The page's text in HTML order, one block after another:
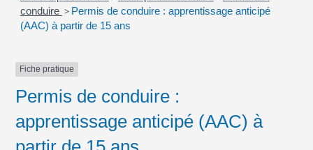
conduire > Permis de conduire : apprentissage anticipé
(AAC) à partir de 15 ans
Fiche pratique
Permis de conduire :
apprentissage anticipé (AAC) à